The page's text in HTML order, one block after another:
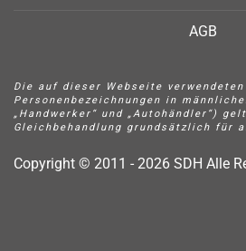
AGB
Die auf dieser Webseite verwendeten
Personenbezeichnungen in
„Handwerker“ und „Autohändler“)
Gleichbehandlung grundsätzlich für
Copyright © 2011 - 2026 SDH Alle